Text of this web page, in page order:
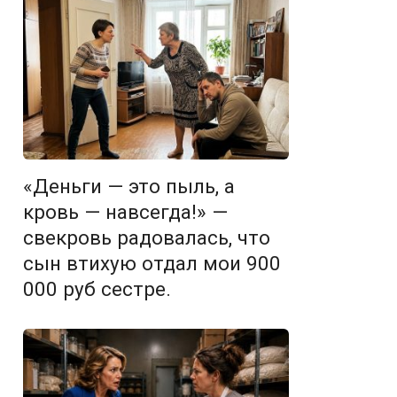
«Деньги — это пыль, а
кровь — навсегда!» —
свекровь радовалась, что
сын втихую отдал мои 900
000 руб сестре.